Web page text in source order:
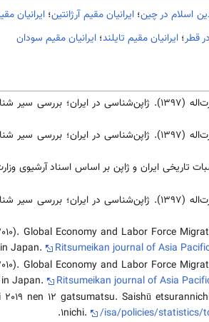
دین اسلام در چین؛ایرانیان مقیم آرژانتین؛ ایرانیان
قطر؛ ایرانیان مقیم تایلند؛ ایرانیان مقیم سودان
از ژاپن.
از ژاپن.
از ژاپن.
Global Economy and Labor Force
Japan.
Ritsumeikan journal of Asia
Global Economy and Labor Force
Japan.
Ritsumeikan journal of Asia
nen 12 gatsumatsu. Saishū
1nichi.
/isa/policies/statistics/
.